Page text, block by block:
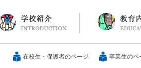
校長メッセージ
教育方針・沿革
施設紹介
交通アクセス 25歳の男づくり
カリキュラム
教科
国際交流
大学合格実績
在校生・保護者のページ 卒業生のペ